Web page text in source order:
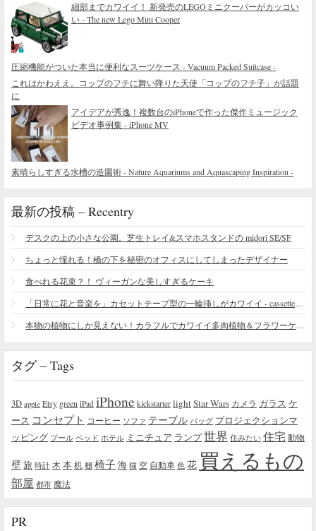
細部までカワイイ！ 新発売のLEGOミニクーパーがカッコい
い - The new Lego Mini Cooper
圧縮機能がついた本当に便利なスーツケース - Vacuum Packed Suitcase -
これはかわええ。コップのフチに舞い降りた天使「コップのフチ子」が話題
に
アイデアが秀逸！複数台のiPhoneで作った傑作ミュージック
ビデオ事例集 - iPhone MV
素晴らしすぎる水槽の造園術 - Nature Aquariums and Aquascaping Inspiration -
最新の投稿 – Recentry
デスクの上の小さな公園。芝生トレイ&スマホスタンドの midori SE/SF
ちょっと憧れる！橋の下を秘密のオフィスにしてしまったデザイナー
食べれる花束？！ ヴィーガンな美しすぎるケーキ
タグ – Tags
3D apple Etsy green iPad iPhone kickstarter lightStar Wars カメラ ガラス ケ
ース コンセプト コーヒー ソファ テーブル バッグ プロジェクションマ
ッピング プール ベッド ホテル ミニチュア ランプ世界 住みたい 住宅 動物
壁旅 時計 木 本机 棚 椅子海 猫 空 自動車 色 花 買えるもの
部屋 都市 魔法
PR